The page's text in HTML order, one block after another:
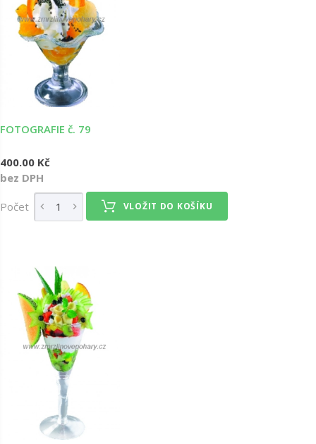
FOTOGRAFIE č. 79
400.00 Kč
bez DPH
Počet VLOŽIT DO KOŠÍKU